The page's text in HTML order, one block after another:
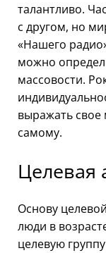
талантливо.
с другом, но
«Нашего
можно
массовости.
выражать
самому.
Целевая
Основу
люди в
целевую